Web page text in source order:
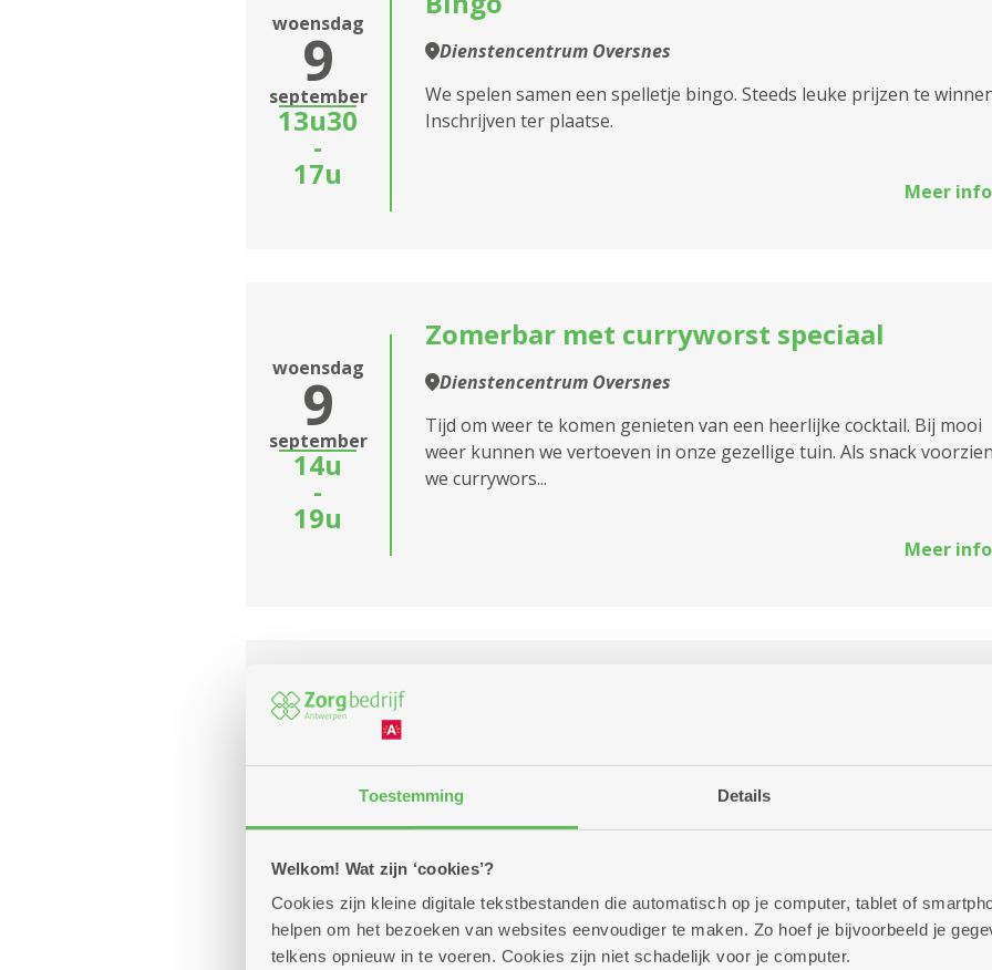
Toestemming Details
Welkom! Wat zijn ‘cookies’?
Cookies zijn kleine digitale tekstbestanden die automatisch op je computer, tablet of
helpen om het bezoeken van websites eenvoudiger te maken. Zo hoef je bijvoorbeeld je
telkens opnieuw in te voeren. Cookies zijn niet schadelijk voor je computer.
2180 Ekeren
2600 Berchem
woensdag
9
september
13u30
-
17u
Dienstencentrum Oversnes
We spelen samen een spelletje bingo. Steeds leuke prijzen te
Inschrijven ter plaatse.
Meer info
woensdag
9
september
14u
-
19u
Zomerbar met curryworst speciaal
Dienstencentrum Oversnes
Tijd om weer te komen genieten van een heerlijke cocktail. Bij mooi
weer kunnen we vertoeven in onze gezellige tuin. Als snack
we currywors...
Meer info
10
13u
16u
Elke donderdag